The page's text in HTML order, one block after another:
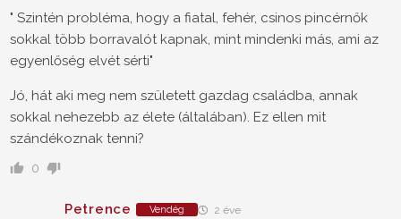
" Szintén probléma, hogy a fiatal, fehér, csinos pincérnők
sokkal több borravalót kapnak, mint mindenki más, ami az
egyenlőség elvét sérti"
Jó, hát aki meg nem született gazdag családba, annak
sokkal nehezebb az élete (általában). Ez ellen mit
szándékoznak tenni?
0
Petrence Vendég 2 éve